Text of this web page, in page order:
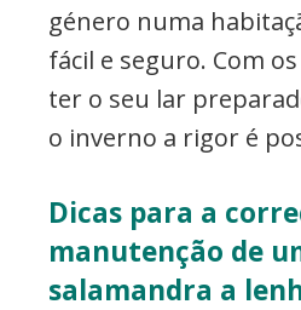
género numa
fácil e seguro. Com
ter o seu lar
o inverno a rigor é
Dicas para a
manutenção de
salamandra a